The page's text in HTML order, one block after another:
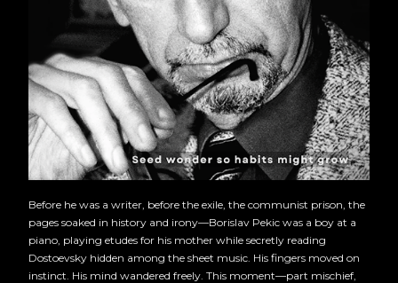
Before he was a writer, before the exile, the communist prison, the
pages soaked in history and irony—Borislav Pekic was a boy at a
piano, playing etudes for his mother while secretly reading
Dostoevsky hidden among the sheet music. His fingers moved on
instinct. His mind wandered freely. This moment—part mischief,